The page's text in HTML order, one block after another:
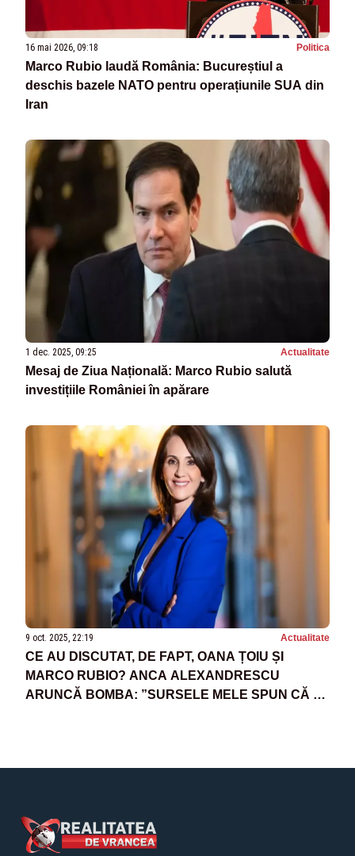
16 mai 2026, 09:18 Politica
Marco Rubio laudă România: Bucureștiul a
deschis bazele NATO pentru operațiunile SUA din
Iran
1 dec. 2025, 09:25 Actualitate
Mesaj de Ziua Națională: Marco Rubio salută
investițiile României în apărare
9 oct. 2025, 22:19 Actualitate
CE AU DISCUTAT, DE FAPT, OANA ȚOIU ȘI
MARCO RUBIO? ANCA ALEXANDRESCU
ARUNCĂ BOMBA: ”SURSELE MELE SPUN CĂ S-